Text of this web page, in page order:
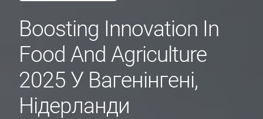
Boosting Innovation In
Food And Agriculture
2025 У Вагенінгені,
Нідерланди